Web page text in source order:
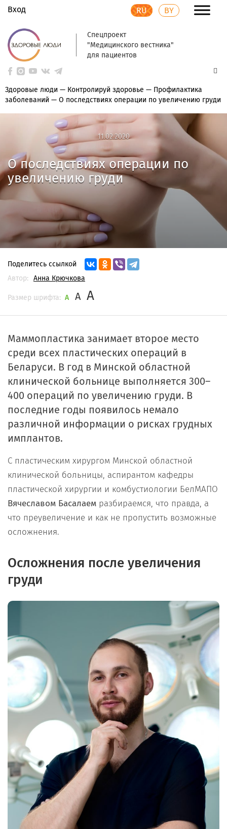
Вход RU BY
Спецпроект
"Медицинского вестника"
для пациентов
Здоровые люди — Контролируй здоровье — Профилактика
заболеваний — О последствиях операции по увеличению груди
11.02.2020
11.02.2020
О последствиях операции по
увеличению груди
Поделитесь ссылкой
Автор:
Анна Крючкова
Размер шрифта: A A A
Маммопластика занимает второе место
среди всех пластических операций в
Беларуси. В год в Минской областной
клинической больнице выполняется 300–
400 операций по увеличению груди. В
последние годы появилось немало
различной информации о рисках грудных
имплантов.
С пластическим хирургом Минской областной
клинической больницы, аспирантом кафедры
пластической хирургии и комбустиологии БелМАПО
Вячеславом Басалаем разбираемся, что правда, а
что преувеличение и как не пропустить возможные
осложнения.
Осложнения после увеличения
груди